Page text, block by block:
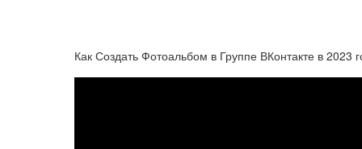
Как Создать Фотоальбом в Группе ВКонтакте в 2023